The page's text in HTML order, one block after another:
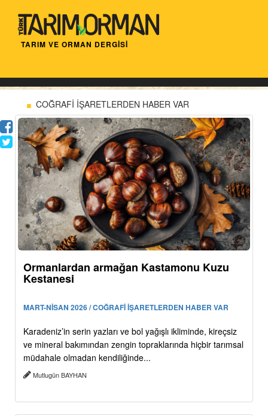
TARIM VE ORMAN DERGİSİ
COĞRAFİ İŞARETLERDEN HABER VAR
Ormanlardan armağan Kastamonu Kuzu
Kestanesi
MART-NİSAN 2026 / COĞRAFİ İŞARETLERDEN HABER VAR
Karadeniz’in serin yazları ve bol yağışlı ikliminde, kireçsiz
ve mineral bakımından zengin topraklarında hiçbir tarımsal
müdahale olmadan kendiliğinde...
Mutlugün BAYHAN